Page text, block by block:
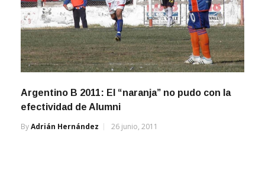
Argentino B 2011: El “naranja” no pudo con la
efectividad de Alumni
ByAdrián Hernández 26 junio, 2011